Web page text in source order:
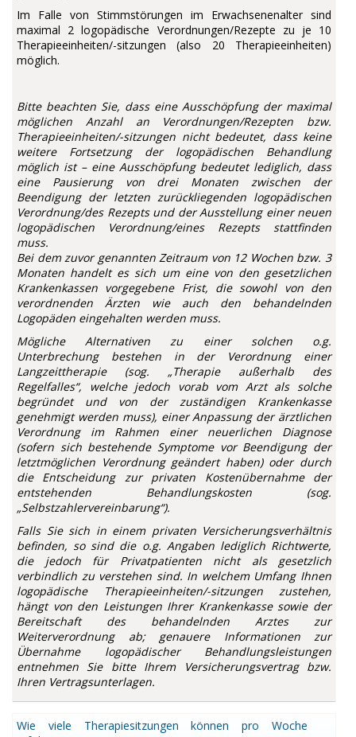
Im Falle von Stimmstörungen im Erwachsenenalter sind
maximal 2 logopädische Verordnungen/Rezepte zu je 10
Therapieeinheiten/-sitzungen (also 20 Therapieeinheiten)
möglich.
Bitte beachten Sie, dass eine Ausschöpfung der maximal
möglichen Anzahl an Verordnungen/Rezepten bzw.
Therapieeinheiten/-sitzungen nicht bedeutet, dass keine
weitere Fortsetzung der logopädischen Behandlung
möglich ist – eine Ausschöpfung bedeutet lediglich, dass
eine Pausierung von drei Monaten zwischen der
Beendigung der letzten zurückliegenden logopädischen
Verordnung/des Rezepts und der Ausstellung einer neuen
logopädischen Verordnung/eines Rezepts stattfinden
muss.
Bei dem zuvor genannten Zeitraum von 12 Wochen bzw. 3
Monaten handelt es sich um eine von den gesetzlichen
Krankenkassen vorgegebene Frist, die sowohl von den
verordnenden Ärzten wie auch den behandelnden
Logopäden eingehalten werden muss.
Mögliche Alternativen zu einer solchen o.g.
Unterbrechung bestehen in der Verordnung einer
Langzeittherapie (sog. „Therapie außerhalb des
Regelfalles“, welche jedoch vorab vom Arzt als solche
begründet und von der zuständigen Krankenkasse
genehmigt werden muss), einer Anpassung der ärztlichen
Verordnung im Rahmen einer neuerlichen Diagnose
(sofern sich bestehende Symptome vor Beendigung der
letztmöglichen Verordnung geändert haben) oder durch
die Entscheidung zur privaten Kostenübernahme der
entstehenden Behandlungskosten (sog.
„Selbstzahlervereinbarung“).
Falls Sie sich in einem privaten Versicherungsverhältnis
befinden, so sind die o.g. Angaben lediglich Richtwerte,
die jedoch für Privatpatienten nicht als gesetzlich
verbindlich zu verstehen sind. In welchem Umfang Ihnen
logopädische Therapieeinheiten/-sitzungen zustehen,
hängt von den Leistungen Ihrer Krankenkasse sowie der
Bereitschaft des behandelnden Arztes zur
Weiterverordnung ab; genauere Informationen zur
Übernahme logopädischer Behandlungsleistungen
entnehmen Sie bitte Ihrem Versicherungsvertrag bzw.
Ihren Vertragsunterlagen.
Wie viele Therapiesitzungen können pro Woche